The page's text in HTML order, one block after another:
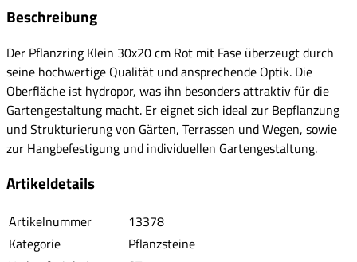
Beschreibung
Der Pflanzring Klein 30x20 cm Rot mit Fase überzeugt durch
seine hochwertige Qualität und ansprechende Optik. Die
Oberfläche ist hydropor, was ihn besonders attraktiv für die
Gartengestaltung macht. Er eignet sich ideal zur Bepflanzung
und Strukturierung von Gärten, Terrassen und Wegen, sowie
zur Hangbefestigung und individuellen Gartengestaltung.
Artikeldetails
Artikelnummer
13378
Kategorie
Pflanzsteine